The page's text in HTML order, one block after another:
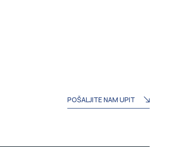
POŠALJITE NAM UPIT